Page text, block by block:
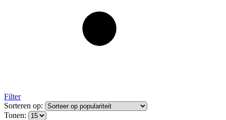
Filter
Sorteren op:
Tonen: